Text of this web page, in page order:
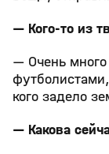
— Кого-то из
— Очень
кого задело
— Какова